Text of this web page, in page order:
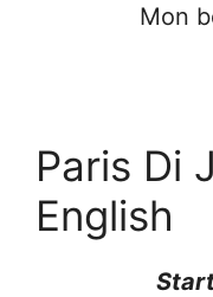
Mon
Paris Di
English